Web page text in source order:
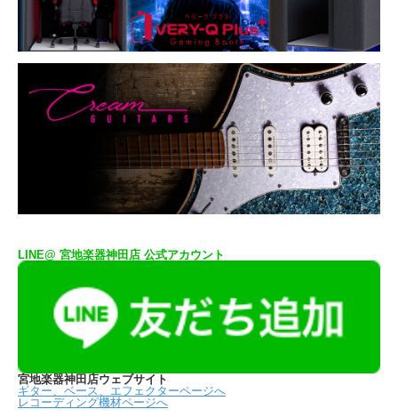
LINE@ 宮地楽器神田店 公式アカウント
宮地楽器神田店ウェブサイト
ギター、ベース、エフェクターページへ
レコーディング機材ページへ